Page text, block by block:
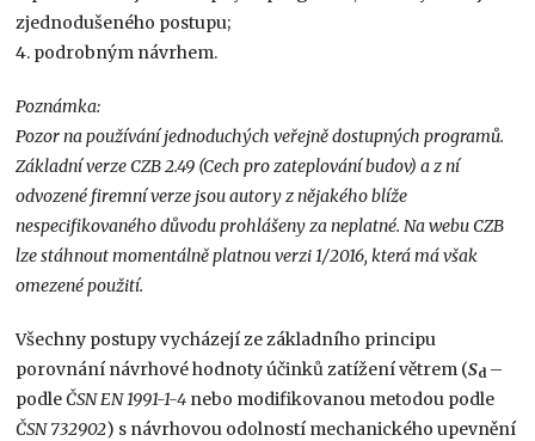
zjednodušeného postupu;
4. podrobným návrhem.
Poznámka:
Pozor na používání jednoduchých veřejně dostupných programů.
Základní verze CZB 2.49 (Cech pro zateplování budov) a z ní
odvozené firemní verze jsou autory z nějakého blíže
nespecifikovaného důvodu prohlášeny za neplatné. Na webu CZB
lze stáhnout momentálně platnou verzi 1/2016, která má však
omezené použití.
Všechny postupy vycházejí ze základního principu
porovnání návrhové hodnoty účinků zatížení větrem (Sd –
podleČSN EN 1991-1-4 nebo modifikovanou metodou podle
ČSN 732902) s návrhovou odolností mechanického upevnění